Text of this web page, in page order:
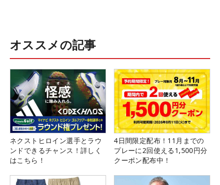
オススメの記事
ネクストヒロイン選手とラウ
ンドできるチャンス！詳しく
はこちら！
4日間限定配布！11月までの
プレーに2回使える1,500円分
クーポン配布中！